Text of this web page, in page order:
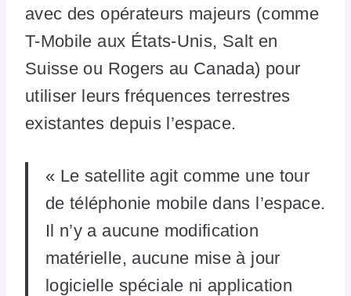
avec des opérateurs majeurs (comme
T-Mobile aux États-Unis, Salt en
Suisse ou Rogers au Canada) pour
utiliser leurs fréquences terrestres
existantes depuis l’espace.
« Le satellite agit comme une tour
de téléphonie mobile dans l’espace.
Il n’y a aucune modification
matérielle, aucune mise à jour
logicielle spéciale ni application